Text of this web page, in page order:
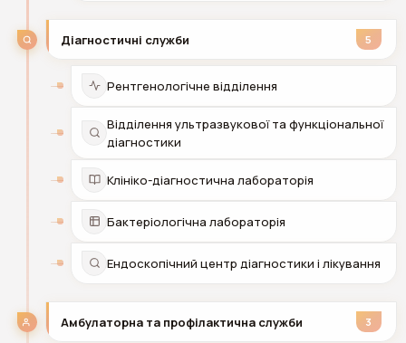
Діагностичні служби 5
Рентгенологічне відділення
Відділення ультразвукової та функціональної
діагностики
Клініко-діагностична лабораторія
Бактеріологічна лабораторія
Ендоскопічний центр діагностики і лікування
Амбулаторна та профілактична служби 3